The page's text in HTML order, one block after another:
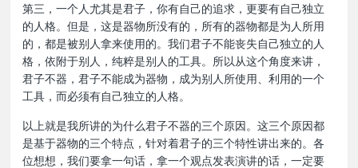
第三，一个人尤其是君子，你有自己的追求，更要有自己独立
的人格。但是，这是器物所没有的，所有的器物都是为人所用
的，都是被别人拿来使用的。我们君子不能丧失自己独立的人
格，依附于别人，纯粹是别人的工具。所以从这个角度来讲，
君子不器，君子不能成为器物，成为别人所使用、利用的一个
工具，而必须有自己独立的人格。
以上就是我所讲的为什么君子不器的三个原因。这三个原因都
是基于器物的三个特点，针对着君子的三个特性讲出来的。各
位想想，我们要拿一句话，拿一个观点发表演讲的话，一定要